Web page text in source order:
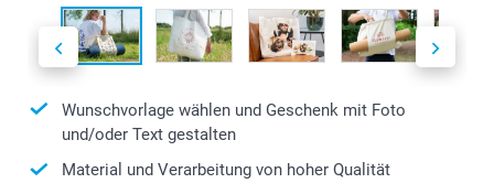
Wunschvorlage wählen und Geschenk mit Foto
und/oder Text gestalten
Material und Verarbeitung von hoher Qualität